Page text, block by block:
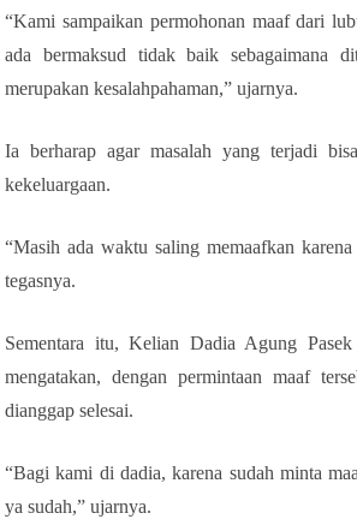
“Kami sampaikan permohonan maaf dari
ada bermaksud tidak baik sebagaimana
merupakan kesalahpahaman,” ujarnya.
Ia berharap agar masalah yang terjadi
kekeluargaan.
“Masih ada waktu saling memaafkan
tegasnya.
Sementara itu, Kelian Dadia Agung
mengatakan, dengan permintaan maaf
dianggap selesai.
“Bagi kami di dadia, karena sudah minta
ya sudah,” ujarnya.